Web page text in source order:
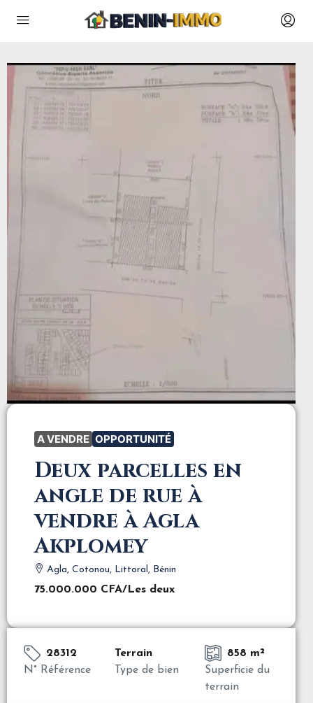
A VENDRE OPPORTUNITÉ
Deux parcelles en
angle de rue à
vendre à Agla
Akplomey
Agla, Cotonou, Littoral, Bénin
75.000.000 CFA/Les deux
28312
N° Référence
Terrain
Type de bien
858 m²
Superficie du
terrain